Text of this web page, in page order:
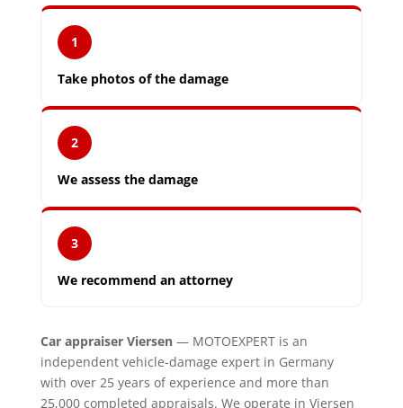
1
Take photos of the damage
2
We assess the damage
3
We recommend an attorney
Car appraiser Viersen— MOTOEXPERT is an
independent vehicle-damage expert in Germany
with over 25 years of experience and more than
25,000 completed appraisals. We operate in Viersen